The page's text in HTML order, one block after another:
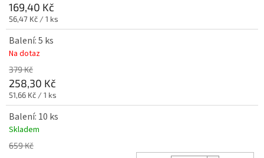
169,40 Kč
Měrná
cena:
56,47 Kč / 1 ks
Balení: 5 ks
Na dotaz
379 Kč
258,30 Kč
Měrná
cena:
51,66 Kč / 1 ks
Balení: 10 ks
Skladem
659 Kč